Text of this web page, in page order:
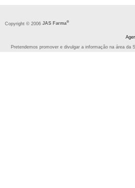
Copyright © 2006 JAS Farma®
Pretendemos promover e divulgar a informação na área